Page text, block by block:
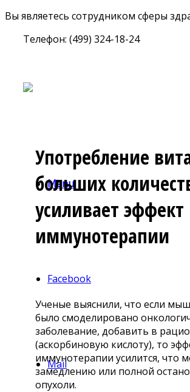
Вы являетесь сотрудником сферы
Телефон: (499) 324-18-24
Menu
Facebook
Mail
Употребление
больших
усиливает эффект
иммунотерапии
Ученые выяснили, что если
было смоделировано
заболевание, добавить в
(аскорбиновую кислоту), то
иммунотерапии усилится, что
замедлению или полной
опухоли.